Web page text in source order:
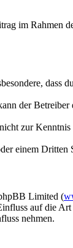
im Rahmen
dass
der
zur Kenntnis
einem Dritten
Limited (
auf die
nehmen.